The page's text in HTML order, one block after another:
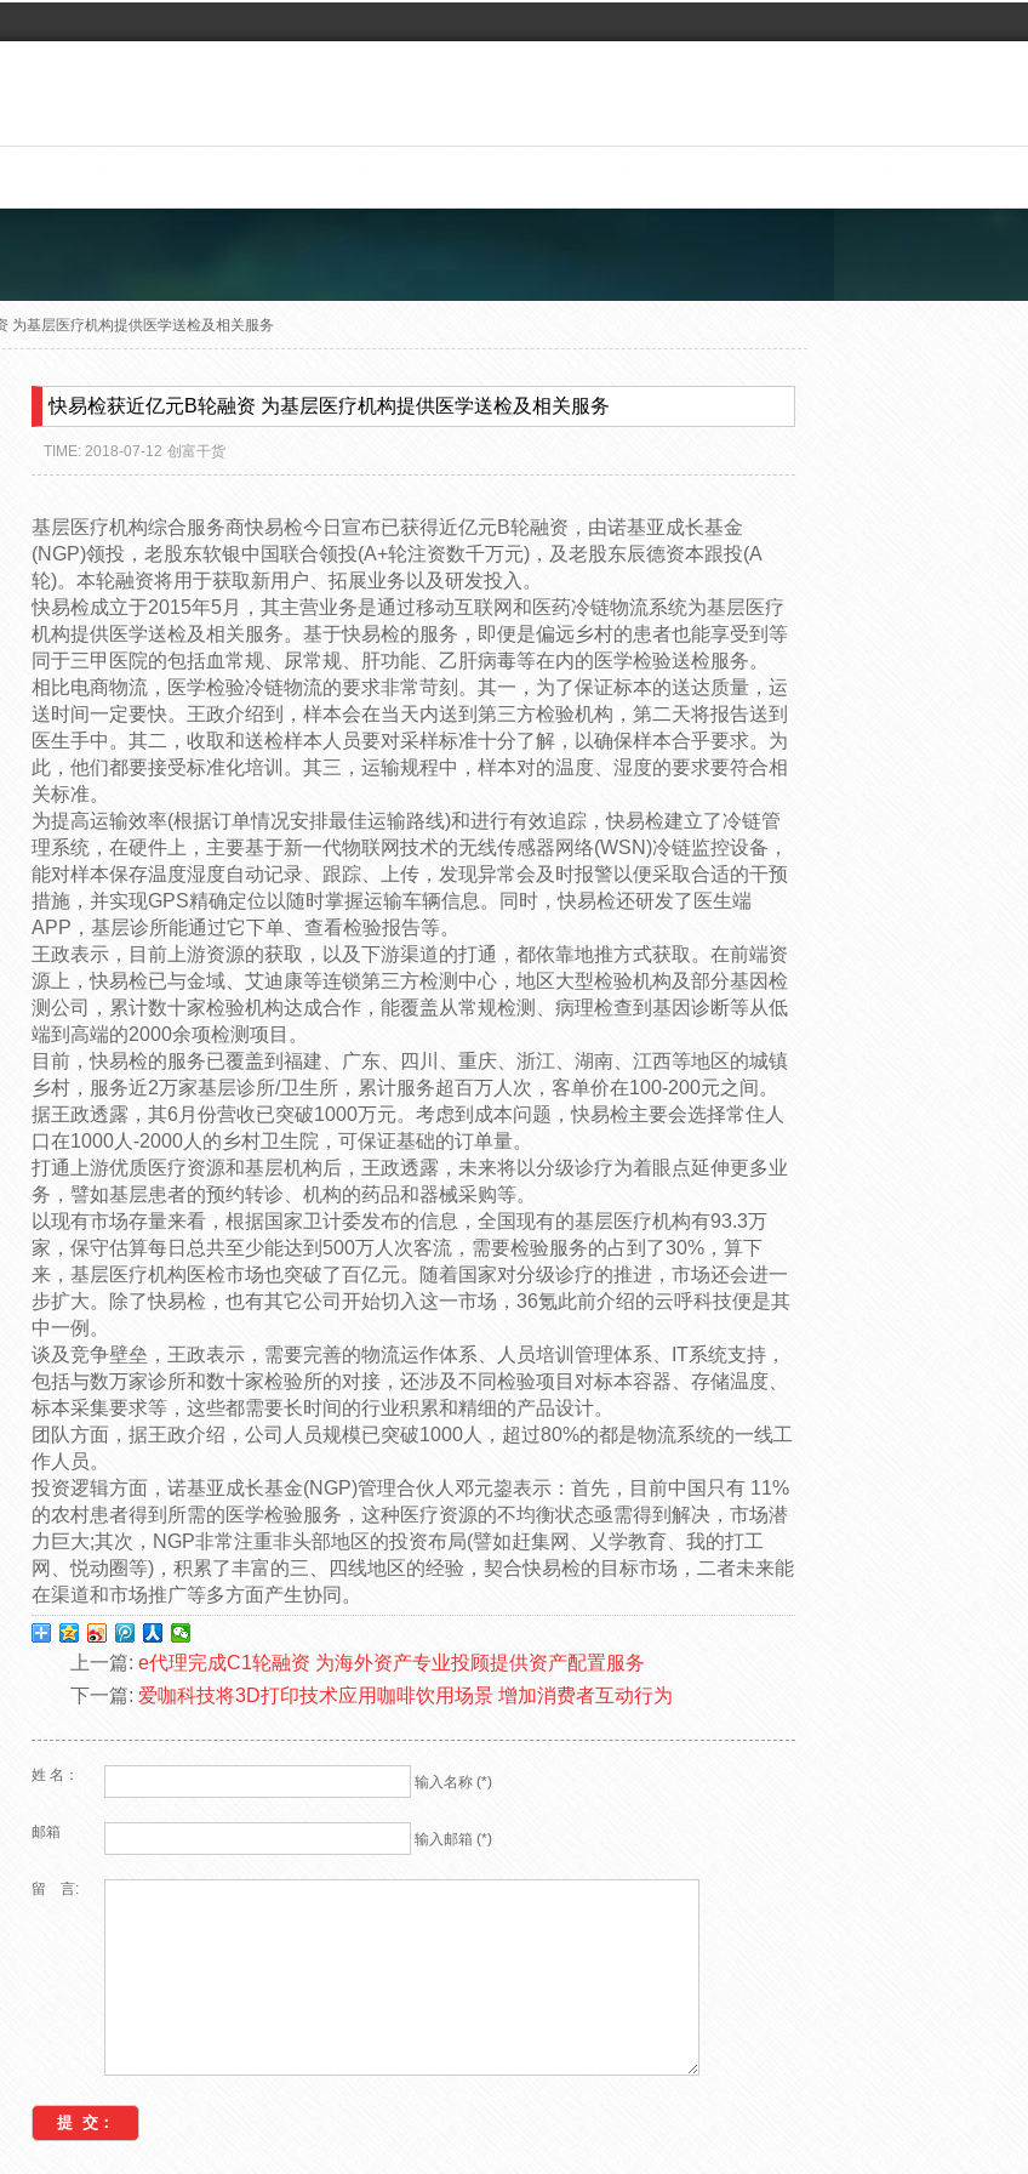
为基层医疗机构提供医学送检及相关服务
快易检获近亿元B轮融资 为基层医疗机构提供医学送检及相关服务
TIME: 2018-07-12 创富干货
基层医疗机构综合服务商快易检今日宣布已获得近亿元B轮融资，由诺基亚成长基金
(NGP)领投，老股东软银中国联合领投(A+轮注资数千万元)，及老股东辰德资本跟投(A
轮)。本轮融资将用于获取新用户、拓展业务以及研发投入。
快易检成立于2015年5月，其主营业务是通过移动互联网和医药冷链物流系统为基层医疗
机构提供医学送检及相关服务。基于快易检的服务，即便是偏远乡村的患者也能享受到等
同于三甲医院的包括血常规、尿常规、肝功能、乙肝病毒等在内的医学检验送检服务。
相比电商物流，医学检验冷链物流的要求非常苛刻。其一，为了保证标本的送达质量，运
送时间一定要快。王政介绍到，样本会在当天内送到第三方检验机构，第二天将报告送到
医生手中。其二，收取和送检样本人员要对采样标准十分了解，以确保样本合乎要求。为
此，他们都要接受标准化培训。其三，运输规程中，样本对的温度、湿度的要求要符合相
关标准。
为提高运输效率(根据订单情况安排最佳运输路线)和进行有效追踪，快易检建立了冷链管
理系统，在硬件上，主要基于新一代物联网技术的无线传感器网络(WSN)冷链监控设备，
能对样本保存温度湿度自动记录、跟踪、上传，发现异常会及时报警以便采取合适的干预
措施，并实现GPS精确定位以随时掌握运输车辆信息。同时，快易检还研发了医生端
APP，基层诊所能通过它下单、查看检验报告等。
王政表示，目前上游资源的获取，以及下游渠道的打通，都依靠地推方式获取。在前端资
源上，快易检已与金域、艾迪康等连锁第三方检测中心，地区大型检验机构及部分基因检
测公司，累计数十家检验机构达成合作，能覆盖从常规检测、病理检查到基因诊断等从低
端到高端的2000余项检测项目。
目前，快易检的服务已覆盖到福建、广东、四川、重庆、浙江、湖南、江西等地区的城镇
乡村，服务近2万家基层诊所/卫生所，累计服务超百万人次，客单价在100-200元之间。
据王政透露，其6月份营收已突破1000万元。考虑到成本问题，快易检主要会选择常住人
口在1000人-2000人的乡村卫生院，可保证基础的订单量。
打通上游优质医疗资源和基层机构后，王政透露，未来将以分级诊疗为着眼点延伸更多业
务，譬如基层患者的预约转诊、机构的药品和器械采购等。
以现有市场存量来看，根据国家卫计委发布的信息，全国现有的基层医疗机构有93.3万
家，保守估算每日总共至少能达到500万人次客流，需要检验服务的占到了30%，算下
来，基层医疗机构医检市场也突破了百亿元。随着国家对分级诊疗的推进，市场还会进一
步扩大。除了快易检，也有其它公司开始切入这一市场，36氪此前介绍的云呼科技便是其
中一例。
谈及竞争壁垒，王政表示，需要完善的物流运作体系、人员培训管理体系、IT系统支持，
包括与数万家诊所和数十家检验所的对接，还涉及不同检验项目对标本容器、存储温度、
标本采集要求等，这些都需要长时间的行业积累和精细的产品设计。
团队方面，据王政介绍，公司人员规模已突破1000人，超过80%的都是物流系统的一线工
作人员。
投资逻辑方面，诺基亚成长基金(NGP)管理合伙人邓元鋆表示：首先，目前中国只有 11%
的农村患者得到所需的医学检验服务，这种医疗资源的不均衡状态亟需得到解决，市场潜
力巨大;其次，NGP非常注重非头部地区的投资布局(譬如赶集网、乂学教育、我的打工
网、悦动圈等)，积累了丰富的三、四线地区的经验，契合快易检的目标市场，二者未来能
在渠道和市场推广等多方面产生协同。
上一篇: e代理完成C1轮融资 为海外资产专业投顾提供资产配置服务
下一篇: 爱咖科技将3D打印技术应用咖啡饮用场景 增加消费者互动行为
姓 名： 输入名称 (*)
邮箱 输入邮箱 (*)
留 言: